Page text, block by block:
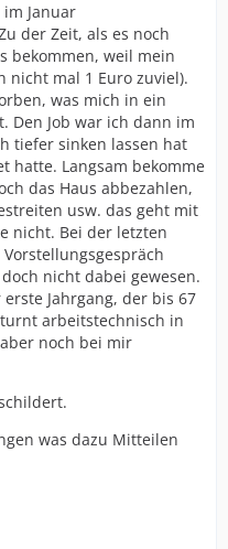
Januar
der Zeit, als es noch
bekommen, weil mein
nicht mal 1 Euro zuviel).
was mich in ein
Den Job war ich dann im
tiefer sinken lassen hat
hatte. Langsam bekomme
das Haus abbezahlen,
usw. das geht mit
nicht. Bei der letzten
nicht dabei gewesen.
Jahrgang, der bis 67
arbeitstechnisch in
noch bei mir
was dazu Mitteilen